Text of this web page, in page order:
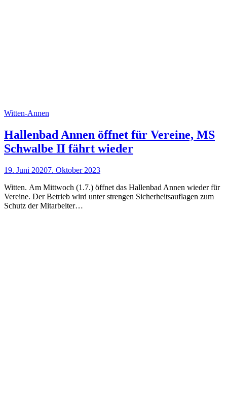
Witten-Annen
Hallenbad Annen öffnet für Vereine, MS
Schwalbe II fährt wieder
19. Juni 20207. Oktober 2023
Witten. Am Mittwoch (1.7.) öffnet das Hallenbad Annen wieder für
Vereine. Der Betrieb wird unter strengen Sicherheitsauflagen zum
Schutz der Mitarbeiter…